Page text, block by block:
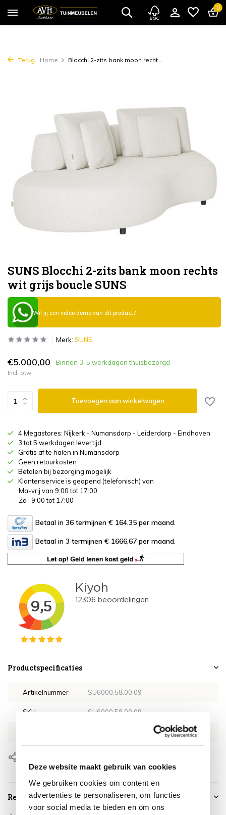
Deze website maakt gebruik van cookies
We gebruiken cookies om content en
advertenties te personaliseren, om functies
voor social media te bieden en om ons
0
Terug Home Blocchi 2-zits bank moon recht...
SUNS Blocchi 2-zits bank moon rechts
wit grijs boucle SUNS
Wil jij een video demo van dit product?
Merk: SUNS
€5.000,00 Binnen 3-5 werkdagen thuisbezorgd
Incl. btw
Toevoegen aan winkelwagen
4 Megastores: Nijkerk - Numansdorp - Leiderdorp - Eindhoven
3 tot 5 werkdagen levertijd
Gratis af te halen in Numansdorp
Geen retourkosten
Betalen bij bezorging mogelijk
Klantenservice is geopend (telefonisch) van
Ma-vrij van 9:00 tot 17:00
Za- 9:00 tot 17:00
Betaal in 36 termijnen € 164,35 per maand.
Betaal in 3 termijnen € 1666,67 per maand.
Productspecificaties
Artikelnummer SU6000.58.00.09
SKU SU6000.58.00.09
Reviews